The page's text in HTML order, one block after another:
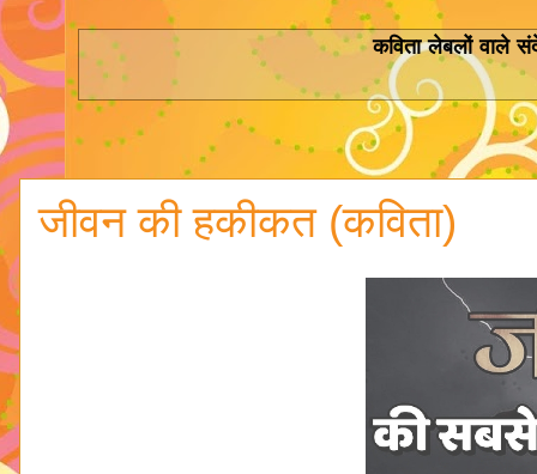
कवितालेबलों वाले
जीवन की हकीकत (कविता)